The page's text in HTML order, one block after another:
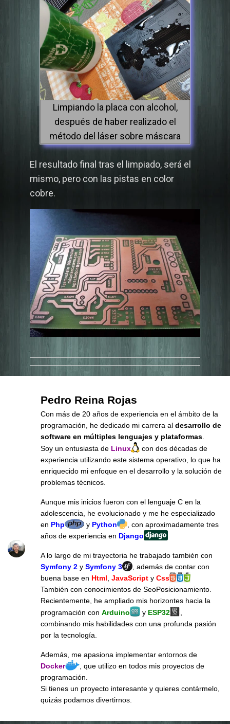
Limpiando la placa con alcohol,
después de haber realizado el
método del láser sobre máscara
El resultado final tras el limpiado, será el
mismo, pero con las pistas en color
cobre.
Pedro Reina Rojas
Con más de 20 años de experiencia en el ámbito de la
programación, he dedicado mi carrera al desarrollo de
software en múltiples lenguajes y plataformas.
Soy un entusiasta de Linux
con dos décadas de
experiencia utilizando este sistema operativo, lo que ha
enriquecido mi enfoque en el desarrollo y la solución de
problemas técnicos.
Aunque mis inicios fueron con el lenguaje C en la
adolescencia, he evolucionado y me he especializado
en Php y Python
, con aproximadamente tres
años de experiencia en Django
A lo largo de mi trayectoria he trabajado también con
Symfony 2y Symfony 3
, además de contar con
buena base en Html, JavaScripty Css
También con conocimientos de SeoPosicionamiento.
Recientemente, he ampliado mis horizontes hacia la
programación con Arduino y ESP32
combinando mis habilidades con una profunda pasión
por la tecnología.
Además, me apasiona implementar entornos de
Docker
, que utilizo en todos mis proyectos de
programación.
Si tienes un proyecto interesante y quieres contármelo,
quizás podamos divertirnos.